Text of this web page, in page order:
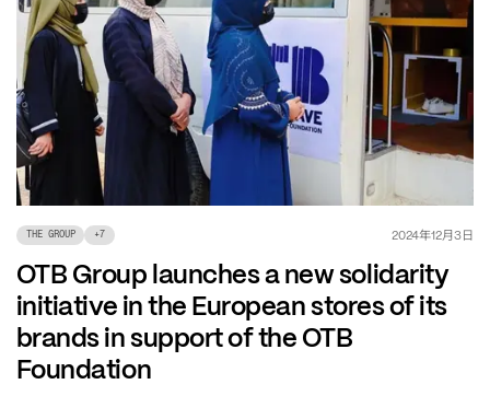
THE GROUP +7 2024年12月3日
OTB Group launches a new solidarity
initiative in the European stores of its
brands in support of the OTB
Foundation